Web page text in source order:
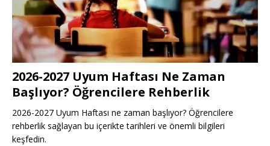
2026-2027 Uyum Haftası Ne Zaman
Başlıyor? Öğrencilere Rehberlik
2026-2027 Uyum Haftası ne zaman başlıyor? Öğrencilere
rehberlik sağlayan bu içerikte tarihleri ve önemli bilgileri
keşfedin.